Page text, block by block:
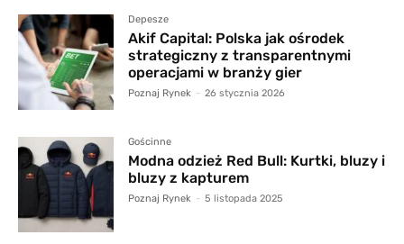
Depesze
Akif Capital: Polska jak ośrodek
strategiczny z transparentnymi
operacjami w branży gier
Poznaj Rynek - 26 stycznia 2026
Gościnne
Modna odzież Red Bull: Kurtki, bluzy i
bluzy z kapturem
Poznaj Rynek - 5 listopada 2025